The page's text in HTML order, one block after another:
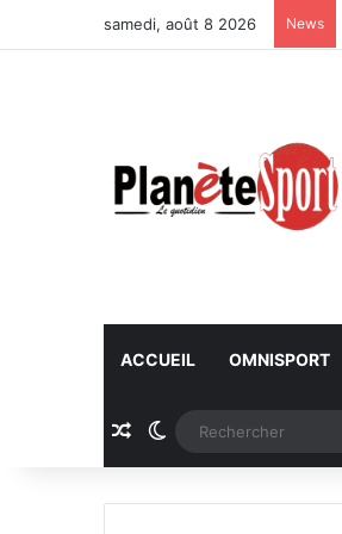
samedi, août 8 2026 News
ACCUEIL OMNISPORT
Article Aléatoire
Switch skin